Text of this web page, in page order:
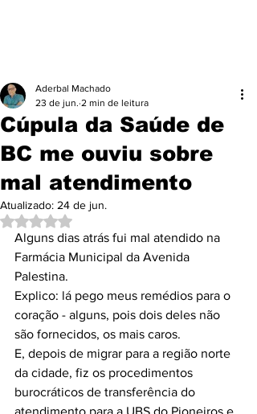
Cúpula da Saúde de
BC me ouviu sobre
mal atendimento
Aderbal Machado
23 de jun. 2 min de leitura
Atualizado: 24 de jun.
Avaliado com NaN de 5 estrelas.
Alguns dias atrás fui mal atendido na
Farmácia Municipal da Avenida
Palestina.
Explico: lá pego meus remédios para o
coração - alguns, pois dois deles não
são fornecidos, os mais caros.
E, depois de migrar para a região norte
da cidade, fiz os procedimentos
burocráticos de transferência do
atendimento para a UBS do Pioneiros e